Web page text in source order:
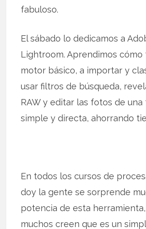
fabuloso.
El sábado lo dedicamos a
Lightroom. Aprendimos cómo
motor básico, a importar y
usar filtros de búsqueda,
RAW y editar las fotos de una
simple y directa, ahorrando
En todos los cursos de
doy la gente se sorprende
potencia de esta
muchos creen que es un